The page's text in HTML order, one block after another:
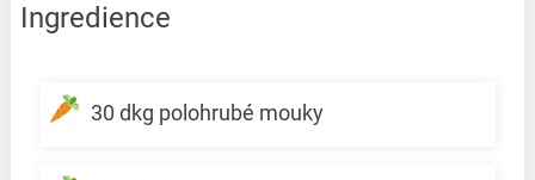
Ingredience
30 dkg polohrubé mouky